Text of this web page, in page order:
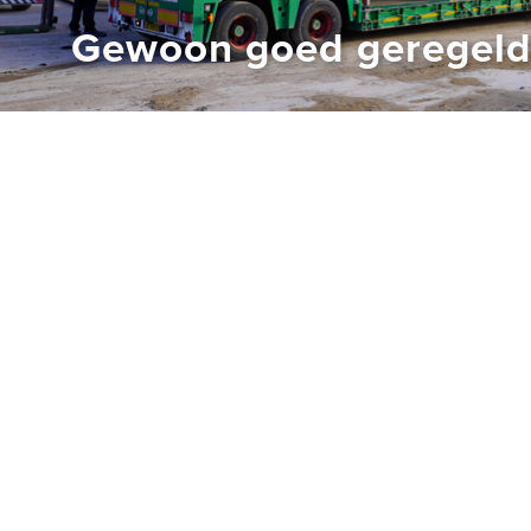
Gewoon goed geregeld